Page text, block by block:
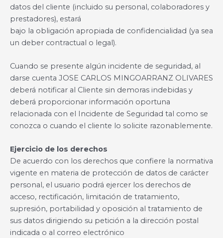
datos del cliente (incluido su personal, colaboradores y
prestadores), estará
bajo la obligación apropiada de confidencialidad (ya sea
un deber contractual o legal).
Cuando se presente algún incidente de seguridad, al
darse cuenta JOSE CARLOS MINGOARRANZ OLIVARES
deberá notificar al Cliente sin demoras indebidas y
deberá proporcionar información oportuna
relacionada con el Incidente de Seguridad tal como se
conozca o cuando el cliente lo solicite razonablemente.
Ejercicio de los derechos
De acuerdo con los derechos que confiere la normativa
vigente en materia de protección de datos de carácter
personal, el usuario podrá ejercer los derechos de
acceso, rectificación, limitación de tratamiento,
supresión, portabilidad y oposición al tratamiento de
sus datos dirigiendo su petición a la dirección postal
indicada o al correo electrónico